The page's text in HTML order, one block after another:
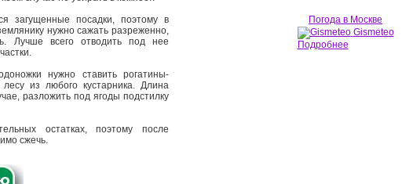
загущенные посадки, поэтому в
нужно сажать разреженно,
Лучше всего отводить под нее
нужно ставить рогатины-
из любого кустарника. Длина
разложить под ягоды подстилку
остатках, поэтому после
сжечь.
Погода в Москве
Gismeteo
Подробнее